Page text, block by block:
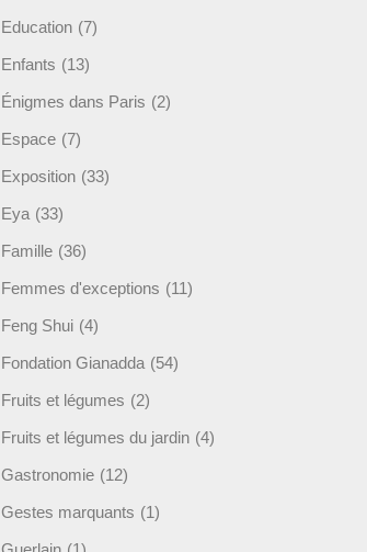
Education (7)
Enfants (13)
Énigmes dans Paris (2)
Espace (7)
Exposition (33)
Eya (33)
Famille (36)
Femmes d'exceptions (11)
Feng Shui (4)
Fondation Gianadda (54)
Fruits et légumes (2)
Fruits et légumes du jardin (4)
Gastronomie (12)
Gestes marquants (1)